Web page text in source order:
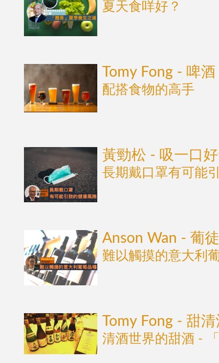
夏天食咩好？
Tomy Fong - 啤酒
配搭食物的高手
黃勁松 - 吸一口
長期戴口罩有可能
Anson Wan - 葡
難以觸摸的意大利
Tomy Fong - 甜清
清酒世界的甜酒 -